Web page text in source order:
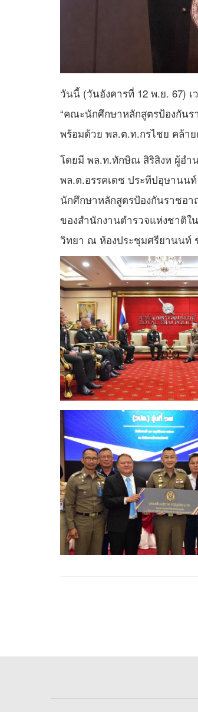
วันนี้ (วันอังคารที่ 12 พ.ย. 67)
“คณะนักศึกษาหลักสูตรป้องกัน
พร้อมด้วย พล.ต.ท.กรไชย คล้า
โดยมี พล.ท.ทักษิณ สิริสิงห ผู้อำ
พล.ต.อรรคเดช ประทีปอุษานน
นักศึกษาหลักสูตรป้องกันราชอ
ของสำนักงานตำรวจแห่งชาติ
วิทยา ณ ห้องประชุมศรียานนท์